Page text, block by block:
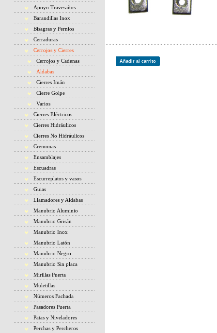
Apoyo Travesaños
Barandillas Inox
Bisagras y Pernios
Cerraduras
Cerrojos y Cierres
Cerrojos y Cadenas
Aldabas
Cierres Imán
Cierre Golpe
Varios
Cierres Eléctricos
Cierres Hidráulicos
Cierres No Hidráulicos
Cremonas
Ensamblajes
Escuadras
Escurreplatos y vasos
Guias
Llamadores y Aldabas
Manubrio Aluminio
Manubrio Grisán
Manubrio Inox
Manubrio Latón
Manubrio Negro
Manubrio Sin placa
Mirillas Puerta
Muletillas
Números Fachada
Pasadores Puerta
Patas y Niveladores
Perchas y Percheros
Añadir al carrito